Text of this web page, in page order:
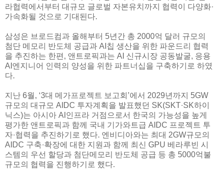
라협력에서부터 대규모 글로벌 자본유치까지 협력이 다양화·
가속화될 것으로 기대된다.
삼성은 브로드컴과 올해부터 5년간 총 2000억 달러 규모의
첨단 메모리 반도체 공급과 AI칩 생산을 위한 파운드리 협력
을 추진하는 한편, 앤트로픽과는 AI 신규시장 공동발굴, 응용
AI엔지니어 인력의 양성을 위한 파트너십을 구축하기로 하였
다.
지난 6월, ‘3대 메가프로젝트 보고회’에서 2029년까지 5GW
규모의 대규모 AIDC 투자계획을 발표했던 SK(SKT·SK하이
닉스)는 아시아 AI인프라 거점으로서 한국의 가능성을 높게
평가한 앤트로픽과 함께 국내 기가와트급 AIDC 프로젝트 투
자·협력을 추진하기로 했다. 엔비디아와는 최대 2GW규모의
AIDC 구축·확장에 대한 지원과 함께 최신 GPU 베라루빈 시
스템의 우선 할당과 첨단메모리 반도체 공급 등 총 5000억불
규모의 협력을 진행하기로 했다.